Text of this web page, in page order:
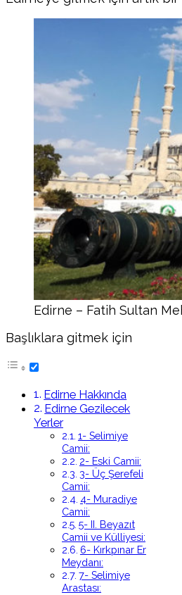
Edirne – Fatih Sultan
Başlıklara gitmek için
Edirne Hakkında
Edirne Gezilecek
Yerler
1- Selimiye
Camii:
2- Eski Camii:
3- Üç Şerefeli
Camii:
4- Muradiye
Camii:
5- II. Beyazıt
Camii ve Külliyesi:
6- Kırkpınar Er
Meydanı:
7- Selimiye
Arastası: